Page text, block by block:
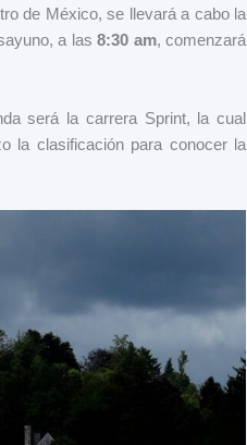
de México, se llevará a cabo la
a las 8:30 am, comenzará
será la carrera Sprint, la cual
la clasificación para conocer la